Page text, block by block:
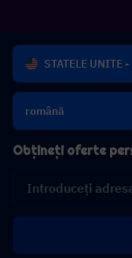
STATELE UNITE
română
Obțineți oferte